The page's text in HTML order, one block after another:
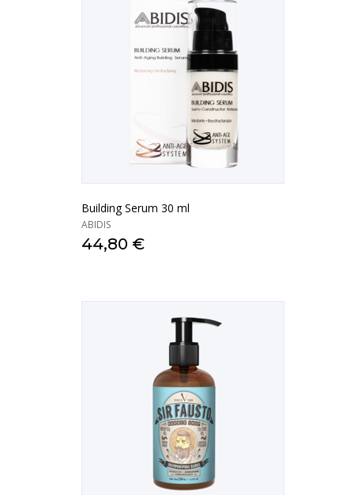
Building Serum 30 ml
ABIDIS
44,80 €